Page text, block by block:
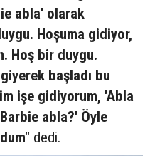
abla' olarak
Hoşuma gidiyor,
Hoş bir duygu.
başladı bu
işe gidiyorum, 'Abla
abla?' Öyle
dedi.